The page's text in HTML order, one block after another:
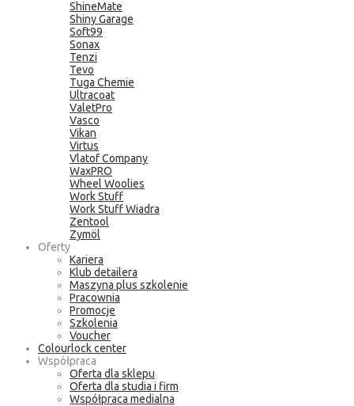
ShineMate
Shiny Garage
Soft99
Sonax
Tenzi
Tevo
Tuga Chemie
Ultracoat
ValetPro
Vasco
Vikan
Virtus
Vlatof Company
WaxPRO
Wheel Woolies
Work Stuff
Work Stuff Wiadra
Zentool
Zymöl
Oferty
Kariera
Klub detailera
Maszyna plus szkolenie
Pracownia
Promocje
Szkolenia
Voucher
Colourlock center
Współpraca
Oferta dla sklepu
Oferta dla studia i firm
Współpraca medialna